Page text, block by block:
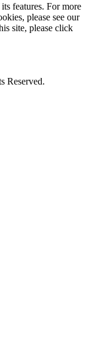
features. For more
please see our
site, please click
Reserved.